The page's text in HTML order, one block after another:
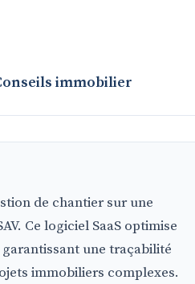
immobilier
de chantier sur une
Ce logiciel SaaS optimise
une traçabilité
immobiliers complexes.